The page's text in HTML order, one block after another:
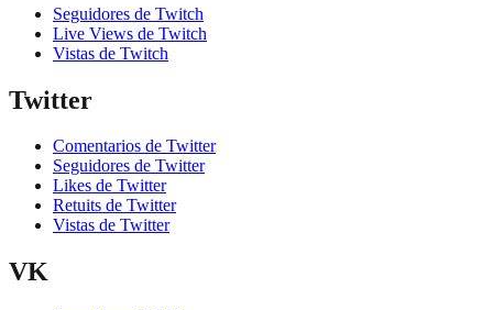
Seguidores de Twitch
Live Views de Twitch
Vistas de Twitch
Twitter
Comentarios de Twitter
Seguidores de Twitter
Likes de Twitter
Retuits de Twitter
Vistas de Twitter
VK